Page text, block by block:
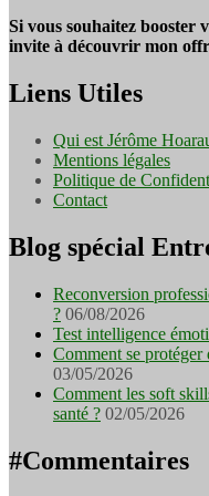
Si vous souhaitez booster
invite à découvrir mon
Liens Utiles
Qui est Jérôme
Mentions légales
Politique de
Contact
Blog spécial
Reconversion
? 06/08/2026
Test intelligence
Comment se
03/05/2026
Comment les soft
santé ? 02/05/2026
#Commentaires